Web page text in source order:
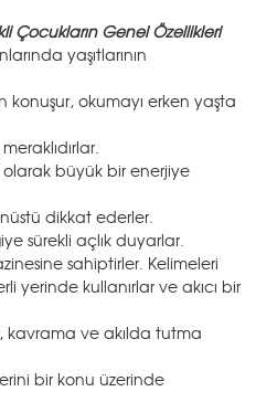
Çocukların Genel Özellikleri
yaşıtlarının
konuşur, okumayı erken yaşta
olarak büyük bir enerjiye
dikkat ederler.
sürekli açlık duyarlar.
sahiptirler. Kelimeleri
yerinde kullanırlar ve akıcı bir
kavrama ve akılda tutma
bir konu üzerinde